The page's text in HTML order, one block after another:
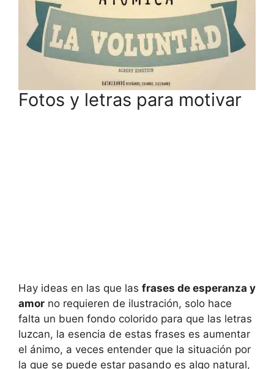
Fotos y letras para motivar
Hay ideas en las que las frases de esperanza y
amor no requieren de ilustración, solo hace
falta un buen fondo colorido para que las letras
luzcan, la esencia de estas frases es aumentar
el ánimo, a veces entender que la situación por
la que se puede estar pasando es algo natural,